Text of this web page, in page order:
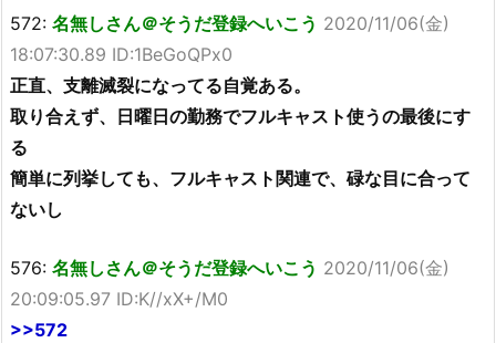
572: 名無しさん＠そうだ登録へいこう 2020/11/06(金)
18:07:30.89 ID:1BeGoQPx0
正直、支離滅裂になってる自覚ある。
取り合えず、日曜日の勤務でフルキャスト使うの最後にす
る
簡単に列挙しても、フルキャスト関連で、碌な目に合って
ないし
576: 名無しさん＠そうだ登録へいこう 2020/11/06(金)
20:09:05.97 ID:K//xX+/M0
>>572